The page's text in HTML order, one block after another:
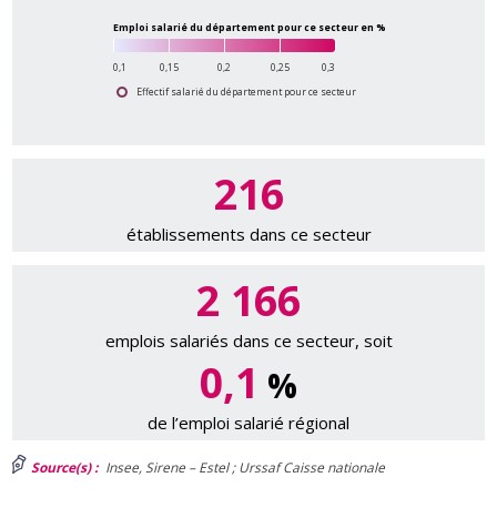
0,1 0,15 0,2 0,25
0,3
Effectif salarié du département pour ce secteur
Emploi salarié du département pour ce secteur en %
216
établissements dans ce secteur
2 166
emplois salariés dans ce secteur, soit
0,1 %
de l’emploi salarié régional
Source(s) : Insee, Sirene – Estel ; Urssaf Caisse nationale